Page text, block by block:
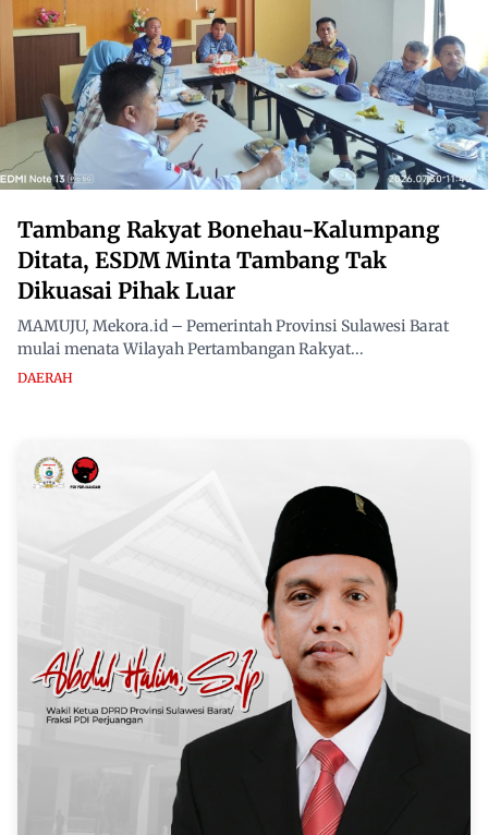
Tambang Rakyat Bonehau-Kalumpang
Ditata, ESDM Minta Tambang Tak
Dikuasai Pihak Luar
MAMUJU, Mekora.id – Pemerintah Provinsi Sulawesi Barat
mulai menata Wilayah Pertambangan Rakyat...
DAERAH